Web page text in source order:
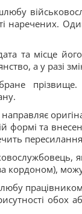
наречених.
та місце
а у разі
прізвище.
та
за кордоном),
обох